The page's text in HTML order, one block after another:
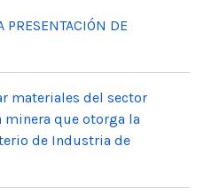
PRESENTACIÓN DE
materiales del sector
minera que otorga la
de Industria de